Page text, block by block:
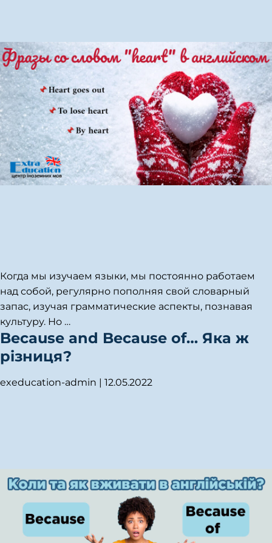
Когда мы изучаем языки, мы постоянно работаем
над собой, регулярно пополняя свой словарный
запас, изучая грамматические аспекты, познавая
культуру. Но …
Because and Because of… Яка ж
різниця?
exeducation-admin | 12.05.2022